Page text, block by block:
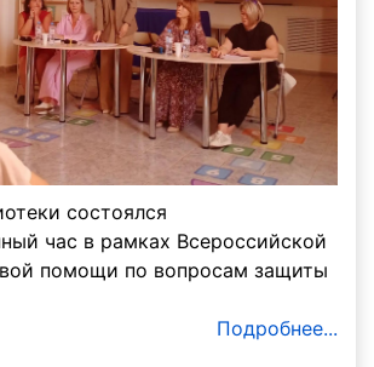
состоялся
час в рамках Всероссийской
помощи по вопросам защиты
Подробнее...